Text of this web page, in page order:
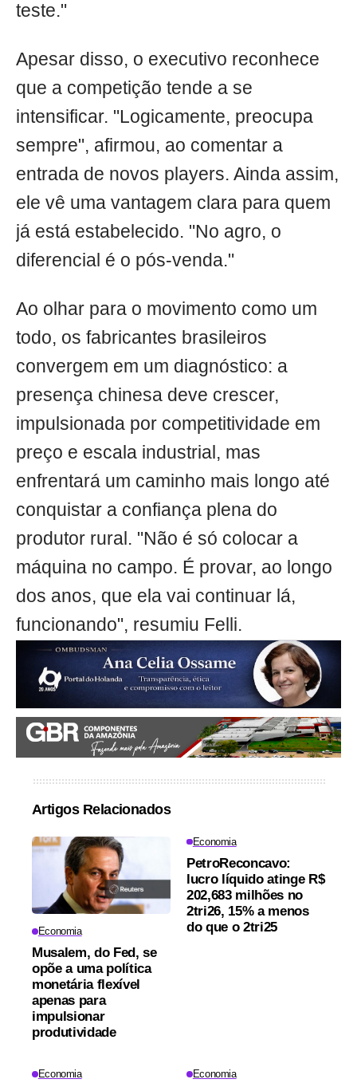
teste."
Apesar disso, o executivo reconhece
que a competição tende a se
intensificar. "Logicamente, preocupa
sempre", afirmou, ao comentar a
entrada de novos players. Ainda assim,
ele vê uma vantagem clara para quem
já está estabelecido. "No agro, o
diferencial é o pós-venda."
Ao olhar para o movimento como um
todo, os fabricantes brasileiros
convergem em um diagnóstico: a
presença chinesa deve crescer,
impulsionada por competitividade em
preço e escala industrial, mas
enfrentará um caminho mais longo até
conquistar a confiança plena do
produtor rural. "Não é só colocar a
máquina no campo. É provar, ao longo
dos anos, que ela vai continuar lá,
funcionando", resumiu Felli.
Artigos Relacionados
Economia
Musalem, do Fed, se
opõe a uma política
monetária flexível
apenas para
impulsionar
produtividade
Economia
PetroReconcavo:
lucro líquido atinge R$
202,683 milhões no
2tri26, 15% a menos
do que o 2tri25
Economia Economia